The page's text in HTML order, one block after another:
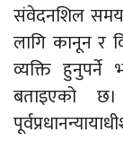
संवेदनशिल
लागि कानून र
व्यक्ति हुनुपर्ने
बताइएको